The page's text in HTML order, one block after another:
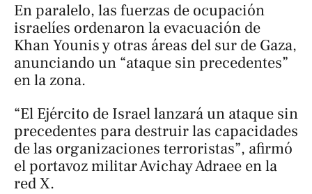
En paralelo, las fuerzas de ocupación
israelíes ordenaron la evacuación de
Khan Younis y otras áreas del sur de Gaza,
anunciando un “ataque sin precedentes”
en la zona.
“El Ejército de Israel lanzará un ataque sin
precedentes para destruir las capacidades
de las organizaciones terroristas”, afirmó
el portavoz militar Avichay Adraee en la
red X.